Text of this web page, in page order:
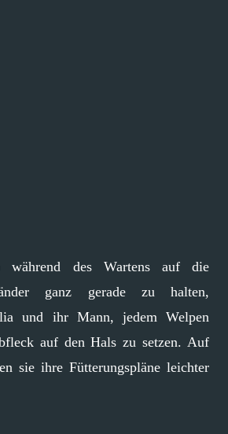
während des Wartens auf die
ganz gerade zu halten,
und ihr Mann, jedem Welpen
auf den Hals zu setzen. Auf
sie ihre Fütterungspläne leichter